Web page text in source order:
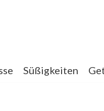
Süßigkeiten